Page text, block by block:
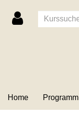
Home Programm